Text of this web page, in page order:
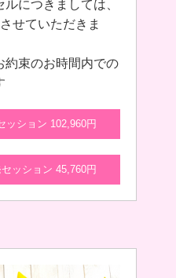
につきましては、
せていただきま
約束のお時間内での
ション 102,960円
ッション 45,760円